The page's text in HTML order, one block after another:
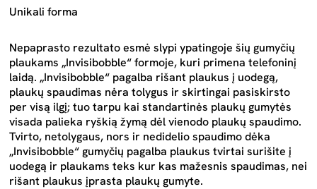
Unikali forma
Nepaprasto rezultato esmė slypi ypatingoje šių gumyčių
plaukams „Invisibobble“ formoje, kuri primena telefoninį
laidą. „Invisibobble“ pagalba rišant plaukus į uodegą,
plaukų spaudimas nėra tolygus ir skirtingai pasiskirsto
per visą ilgį; tuo tarpu kai standartinės plaukų gumytės
visada palieka ryškią žymą dėl vienodo plaukų spaudimo.
Tvirto, netolygaus, nors ir nedidelio spaudimo dėka
„Invisibobble“ gumyčių pagalba plaukus tvirtai surišite į
uodegą ir plaukams teks kur kas mažesnis spaudimas, nei
rišant plaukus įprasta plaukų gumyte.